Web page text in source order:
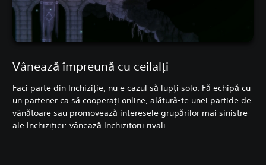
Vânează împreună cu ceilalți
Faci parte din Inchiziție, nu e cazul să lupți solo. Fă echipă cu
un partener ca să cooperați online, alătură-te unei partide de
vânătoare sau promovează interesele grupărilor mai sinistre
ale Inchiziției: vânează Inchizitorii rivali.